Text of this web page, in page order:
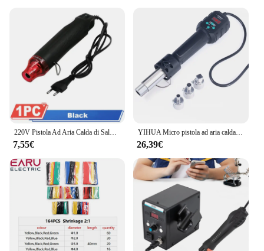
220V Pistola Ad Aria Calda di Saldatura Temperatura Ventilatore Pistola di Energia Elettrica Asciugatrice A Caldo Artigianato FAI DA TE Mini Pistola di Calore Per Tubi Termoretraibili Auto Wrap
7,55€
YIHUA Micro pistola ad aria calda C/F Temp Adjusted 8858IV 700W stazione di saldatura per rilavorazione di saldatura LCD Digital Heat Gun BGA IC strumenti di saldatura
26,39€